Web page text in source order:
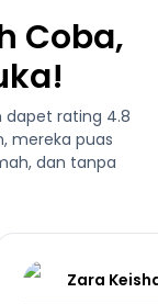
Coba,
dapet rating 4.8
mereka puas
dan tanpa
Zara